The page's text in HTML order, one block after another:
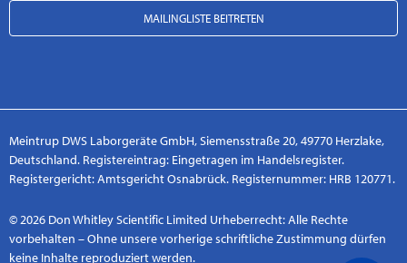
MAILINGLISTE BEITRETEN
Meintrup DWS Laborgeräte GmbH, Siemensstraße 20, 49770 Herzlake,
Deutschland. Registereintrag: Eingetragen im Handelsregister.
Registergericht: Amtsgericht Osnabrück. Registernummer: HRB 120771.
© 2026 Don Whitley Scientific Limited Urheberrecht: Alle Rechte
vorbehalten – Ohne unsere vorherige schriftliche Zustimmung dürfen
keine Inhalte reproduziert werden.